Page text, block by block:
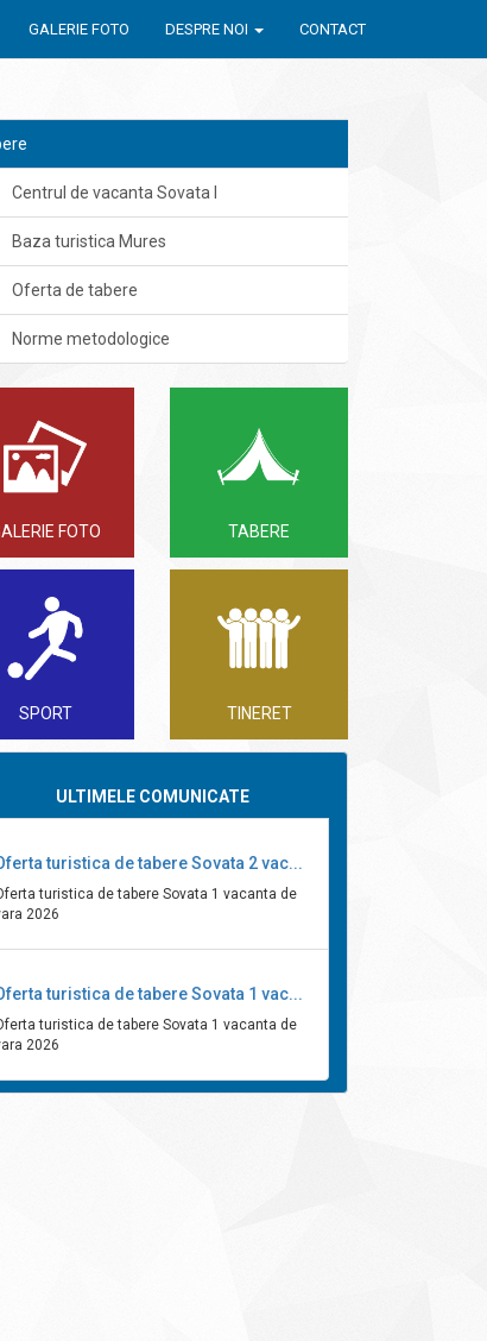
GALERIE FOTO DESPRE NOI CONTACT
Centrul de vacanta Sovata I
Baza turistica Mures
Oferta de tabere
Norme metodologice
FOTO TABERE
SPORT TINERET
ULTIMELE COMUNICATE
turistica de tabere Sovata 2 vac...
turistica de tabere Sovata 1 vacanta de
2026
turistica de tabere Sovata 1 vac...
turistica de tabere Sovata 1 vacanta de
2026